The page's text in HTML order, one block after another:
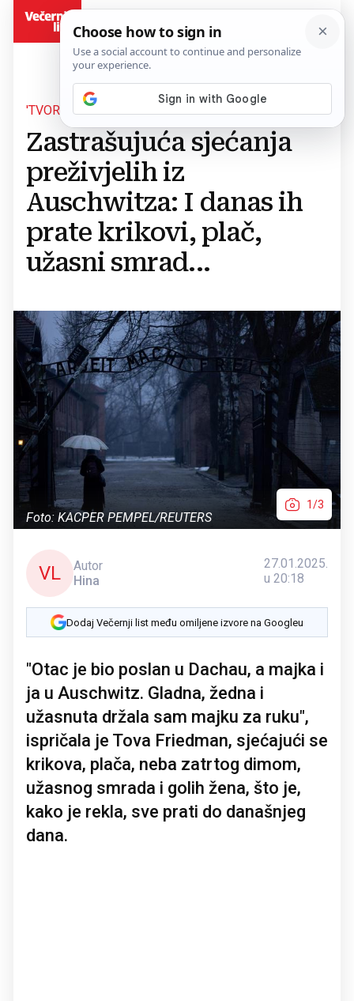
'TVORNICA UBIJANJA'
Zastrašujuća sjećanja
preživjelih iz
Auschwitza: I danas ih
prate krikovi, plač,
užasni smrad...
Foto: KACPER PEMPEL/REUTERS
1/3
VL
Autor
Hina
27.01.2025.
u 20:18
Dodaj Večernji list među omiljene izvore na Googleu
"Otac je bio poslan u Dachau, a majka i
ja u Auschwitz. Gladna, žedna i
užasnuta držala sam majku za ruku",
ispričala je Tova Friedman, sjećajući se
krikova, plača, neba zatrtog dimom,
užasnog smrada i golih žena, što je,
kako je rekla, sve prati do današnjeg
dana.